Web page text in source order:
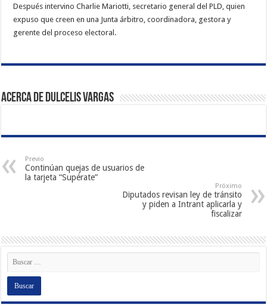
Después intervino Charlie Mariotti, secretario general del PLD, quien
expuso que creen en una Junta árbitro, coordinadora, gestora y
gerente del proceso electoral.
Acerca de Dulcelis Vargas
Previo
Continúan quejas de usuarios de
la tarjeta “Supérate”
Próximo
Diputados revisan ley de tránsito
y piden a Intrant aplicarla y
fiscalizar